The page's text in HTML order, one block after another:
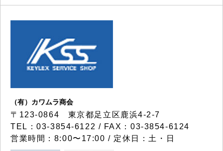
（有）カワムラ商会
〒123-0864 東京都足立区鹿浜4-2-7
TEL：03-3854-6122 / FAX：03-3854-6124
営業時間：8:00〜17:00 / 定休日：土・日